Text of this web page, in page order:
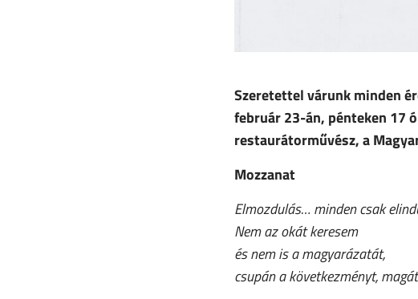
Szeretettel várunk minden
február 23-án, pénteken 17
restaurátorművész, a
Mozzanat
Elmozdulás… minden csak
Nem az okát keresem
és nem is a magyarázatát,
csupán a következményt,